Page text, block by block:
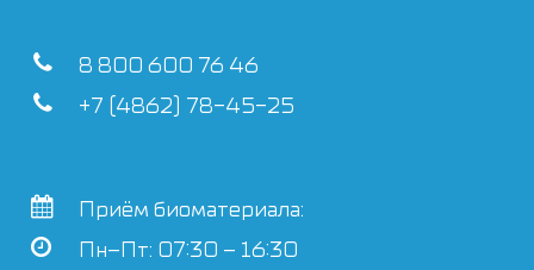
8 800 600 76 46
+7 (4862) 78-45-25
Приём биоматериала:
Пн–Пт: 07:30 – 16:30